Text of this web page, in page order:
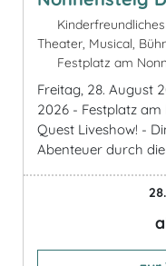
Theater, Musical,
Festplatz am
Freitag, 28. August
2026 - Festplatz
Quest Liveshow! -
Abenteuer durch